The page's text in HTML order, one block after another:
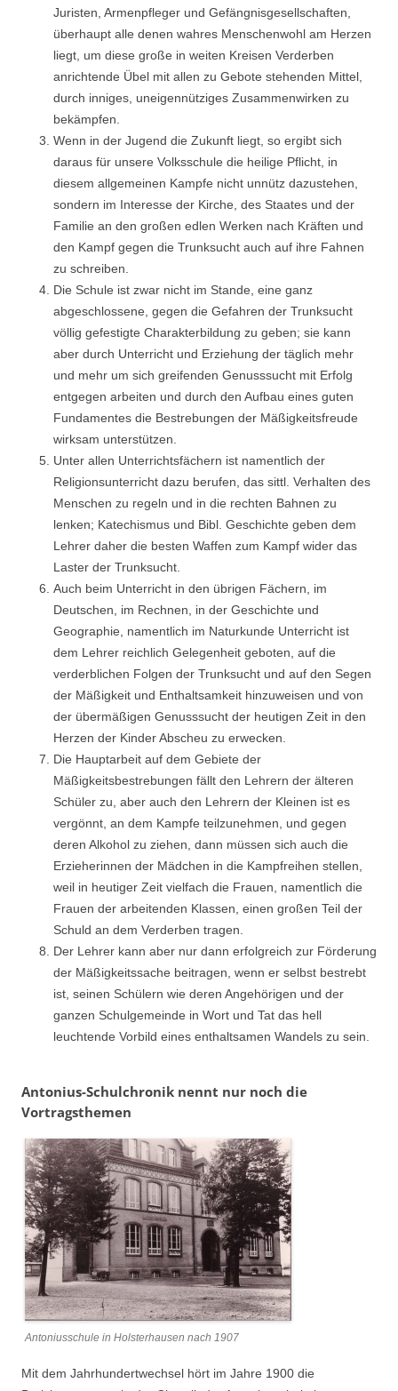
Juristen, Armenpfleger und Gefängnisgesellschaften,
überhaupt alle denen wahres Menschenwohl am Herzen
liegt, um diese große in weiten Kreisen Verderben
anrichtende Übel mit allen zu Gebote stehenden Mittel,
durch inniges, uneigennütziges Zusammenwirken zu
bekämpfen.
Wenn in der Jugend die Zukunft liegt, so ergibt sich
daraus für unsere Volksschule die heilige Pflicht, in
diesem allgemeinen Kampfe nicht unnütz dazustehen,
sondern im Interesse der Kirche, des Staates und der
Familie an den großen edlen Werken nach Kräften und
den Kampf gegen die Trunksucht auch auf ihre Fahnen
zu schreiben.
Die Schule ist zwar nicht im Stande, eine ganz
abgeschlossene, gegen die Gefahren der Trunksucht
völlig gefestigte Charakterbildung zu geben; sie kann
aber durch Unterricht und Erziehung der täglich mehr
und mehr um sich greifenden Genusssucht mit Erfolg
entgegen arbeiten und durch den Aufbau eines guten
Fundamentes die Bestrebungen der Mäßigkeitsfreude
wirksam unterstützen.
Unter allen Unterrichtsfächern ist namentlich der
Religionsunterricht dazu berufen, das sittl. Verhalten des
Menschen zu regeln und in die rechten Bahnen zu
lenken; Katechismus und Bibl. Geschichte geben dem
Lehrer daher die besten Waffen zum Kampf wider das
Laster der Trunksucht.
Auch beim Unterricht in den übrigen Fächern, im
Deutschen, im Rechnen, in der Geschichte und
Geographie, namentlich im Naturkunde Unterricht ist
dem Lehrer reichlich Gelegenheit geboten, auf die
verderblichen Folgen der Trunksucht und auf den Segen
der Mäßigkeit und Enthaltsamkeit hinzuweisen und von
der übermäßigen Genusssucht der heutigen Zeit in den
Herzen der Kinder Abscheu zu erwecken.
Die Hauptarbeit auf dem Gebiete der
Mäßigkeitsbestrebungen fällt den Lehrern der älteren
Schüler zu, aber auch den Lehrern der Kleinen ist es
vergönnt, an dem Kampfe teilzunehmen, und gegen
deren Alkohol zu ziehen, dann müssen sich auch die
Erzieherinnen der Mädchen in die Kampfreihen stellen,
weil in heutiger Zeit vielfach die Frauen, namentlich die
Frauen der arbeitenden Klassen, einen großen Teil der
Schuld an dem Verderben tragen.
Der Lehrer kann aber nur dann erfolgreich zur Förderung
der Mäßigkeitssache beitragen, wenn er selbst bestrebt
ist, seinen Schülern wie deren Angehörigen und der
ganzen Schulgemeinde in Wort und Tat das hell
leuchtende Vorbild eines enthaltsamen Wandels zu sein.
Antonius-Schulchronik nennt nur noch die
Vortragsthemen
Antoniusschule in Holsterhausen nach 1907
Mit dem Jahrhundertwechsel hört im Jahre 1900 die